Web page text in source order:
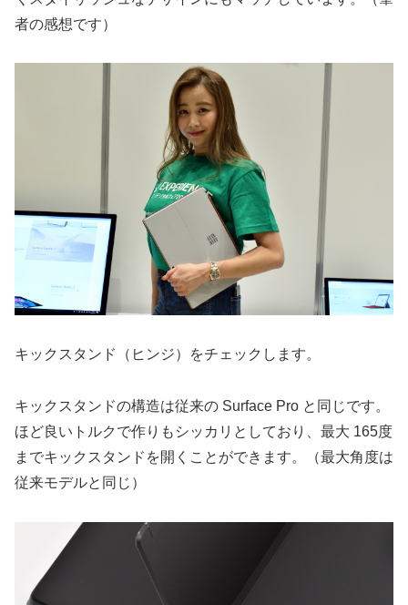
者の感想です）
キックスタンド（ヒンジ）をチェックします。
キックスタンドの構造は従来の Surface Pro と同じです。
ほど良いトルクで作りもシッカリとしており、最大 165度
までキックスタンドを開くことができます。（最大角度は
従来モデルと同じ）